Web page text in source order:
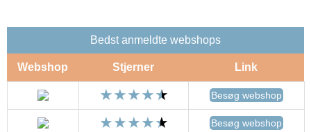
Bedst anmeldte webshops
Webshop Stjerner Link
Besøg webshop
Besøg webshop